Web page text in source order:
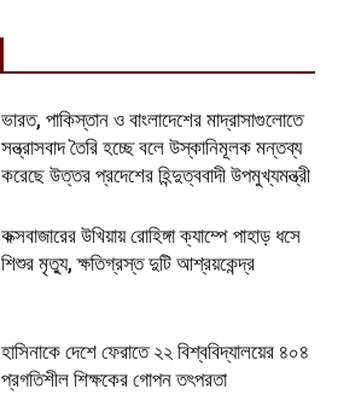
ভারত, পাকিস্তান ও বাংলাদেশের মাদ্রাসাগুলোতে
সন্ত্রাসবাদ তৈরি হচ্ছে বলে উস্কানিমূলক মন্তব্য
করেছে উত্তর প্রদেশের হিন্দুত্ববাদী উপমুখ্যমন্ত্রী
কক্সবাজারের উখিয়ায় রোহিঙ্গা ক্যাম্পে পাহাড় ধসে
শিশুর মৃত্যু, ক্ষতিগ্রস্ত দুটি আশ্রয়কেন্দ্র
হাসিনাকে দেশে ফেরাতে ২২ বিশ্ববিদ্যালয়ের ৪০৪
প্রগতিশীল শিক্ষকের গোপন তৎপরতা